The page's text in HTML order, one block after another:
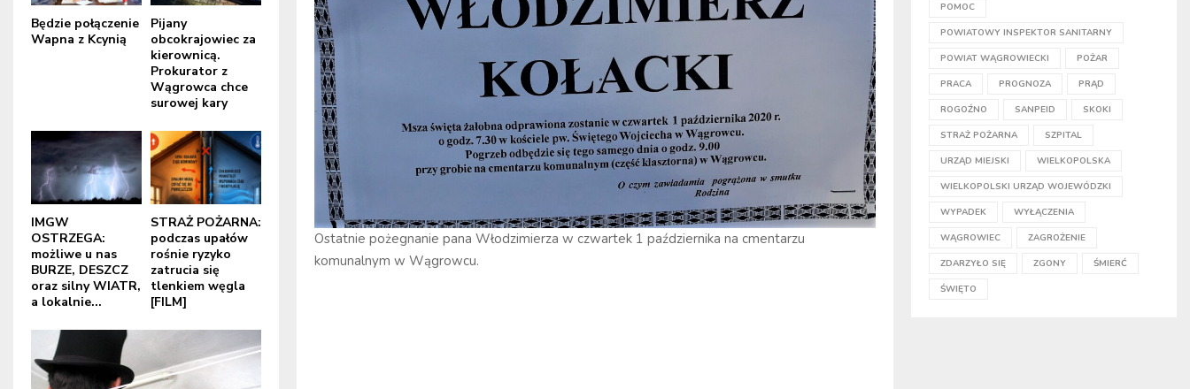
Ostatnie pożegnanie pana Włodzimierza w czwartek 1 października na cmentarzu
komunalnym w Wągrowcu.
Będzie połączenie
Wapna z Kcynią
Pijany
obcokrajowiec za
kierownicą.
Prokurator z
Wągrowca chce
surowej kary
IMGW
OSTRZEGA:
możliwe u nas
BURZE, DESZCZ
oraz silny WIATR,
a lokalnie...
STRAŻ POŻARNA:
podczas upałów
rośnie ryzyko
zatrucia się
tlenkiem węgla
[FILM]
POMOC
POWIATOWY INSPEKTOR SANITARNY
POWIAT WĄGROWIECKI POŻAR
PRACA PROGNOZA PRĄD
ROGOŹNO SANPEID SKOKI
STRAŻ POŻARNA SZPITAL
URZĄD MIEJSKI WIELKOPOLSKA
WIELKOPOLSKI URZĄD WOJEWÓDZKI
WYPADEK WYŁĄCZENIA
WĄGROWIEC ZAGROŻENIE
ZDARZYŁO SIĘ ZGONY ŚMIERĆ
ŚWIĘTO